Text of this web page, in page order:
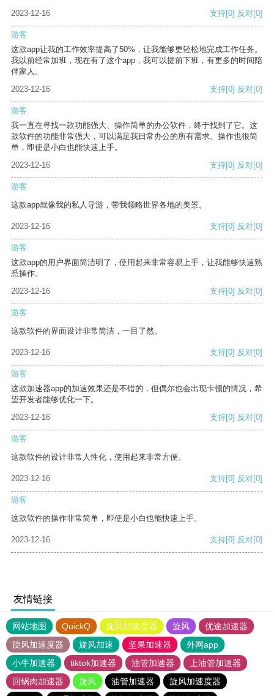
2023-12-16 支持[0] 反对[0]
游客
这款app让我的工作效率提高了50%，让我能够更轻松地完成工作任务。
我以前经常加班，现在有了这个app，我可以提前下班，有更多的时间陪
伴家人。
2023-12-16
支持[0] 反对[0]
游客
我一直在寻找一款功能强大、操作简单的办公软件，终于找到了它。这
款软件的功能非常强大，可以满足我日常办公的所有需求。操作也很简
单，即使是小白也能快速上手。
2023-12-16
支持[0] 反对[0]
游客
这款app就像我的私人导游，带我领略世界各地的美景。
2023-12-16 支持[0] 反对[0]
游客
这款app的用户界面简洁明了，使用起来非常容易上手，让我能够快速熟
悉操作。
2023-12-16
支持[0] 反对[0]
游客
这款软件的界面设计非常简洁，一目了然。
2023-12-16 支持[0] 反对[0]
游客
这款加速器app的加速效果还是不错的，但偶尔也会出现卡顿的情况，希
望开发者能够优化一下。
2023-12-16
支持[0] 反对[0]
游客
这款软件的设计非常人性化，使用起来非常方便。
2023-12-16 支持[0] 反对[0]
游客
这款软件的操作非常简单，即使是小白也能快速上手。
2023-12-16 支持[0] 反对[0]
友情链接
网站地图 QuickQ 旋风加速度器 旋风
优途加速器
旋风加速度器
旋风加速 坚果加速器
外网app
小牛加速器
tiktok加速器 油管加速器
上油管加速器
回锅肉加速器
旋风 油管加速器
旋风加速度器